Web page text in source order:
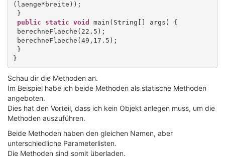
(laenge*breite));
public static void
main(String[] args) {
}
Schau dir die Methoden an.
Im Beispiel habe ich beide Methoden als statische Methoden
angeboten.
Dies hat den Vorteil, dass ich kein Objekt anlegen muss, um die
Methoden auszuführen.
Beide Methoden haben den gleichen Namen, aber
unterschiedliche Parameterlisten.
Die Methoden sind somit überladen.